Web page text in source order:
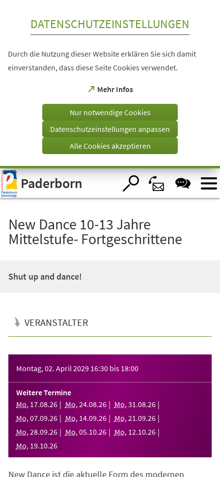
Visuelle
Assistenzsoftware
öffnen.
DATENSCHUTZEINSTELLUNGEN
Durch die Nutzung dieser Website erklären Sie sich damit
einverstanden, dass diese Seite Cookies verwendet.
Mehr Infos
(Öffnet
einem
Tab)
Nur notwendige Cookies
Datenschutzeinstellungen anpassen
Alle Cookies akzeptieren
Paderborn
New Dance 10-13 Jahre
Mittelstufe- Fortgeschrittene
Shut up and dance!
VERANSTALTER
Montag, 02. April 2029 16:30 bis 18:00
Weitere Termine
Mo, 17.08.26 Mo, 24.08.26 Mo, 31 .08.26
Mo, 07.09.26 Mo, 14.09.26 Mo, 21 .09.26
Mo, 28.09.26 Mo, 05.10.26 Mo, 12.10.26
Mo, 19.10.26
New Dance ist die aktuelle Form des modernen